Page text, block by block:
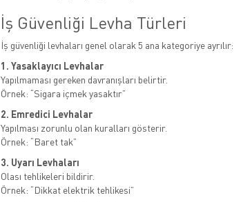
İş Güvenliği Levha Türleri
İş güvenliği levhaları genel olarak 5 ana kategoriye ayrılır:
1. Yasaklayıcı Levhalar
Yapılmaması gereken davranışları belirtir.
Örnek: “Sigara içmek yasaktır”
2. Emredici Levhalar
Yapılması zorunlu olan kuralları gösterir.
Örnek: “Baret tak”
3. Uyarı Levhaları
Olası tehlikeleri bildirir.
Örnek: “Dikkat elektrik tehlikesi”